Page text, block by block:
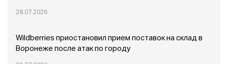
28.07.2026
Wildberries приостановил прием поставок на склад в
Воронеже после атак по городу